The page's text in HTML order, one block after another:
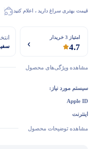
قیمت بهتری سراغ دارید ، اعلام کنید
امتیاز 3 خریدار
4.7
مشاهده ویژگی‌های محصول
سیستم مورد نیاز:
Apple ID
اینترنت
مشاهده توضیحات محصول
گفتگو با غرفه‌دار